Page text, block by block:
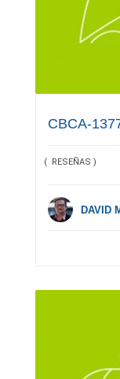
CBCA-
( RESEÑAS )
DAVID